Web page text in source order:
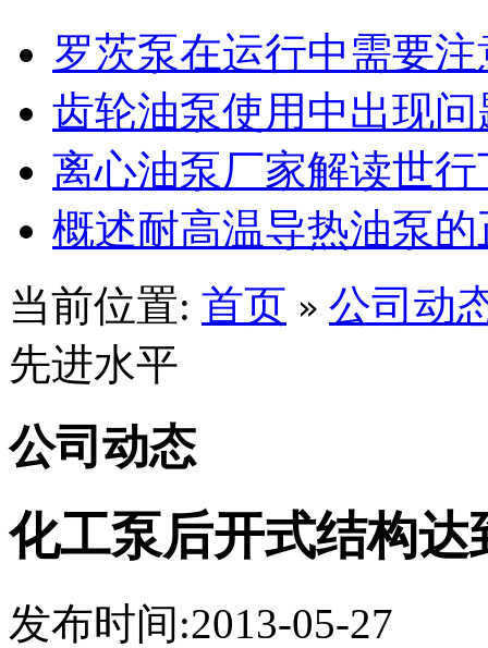
罗茨泵在运行中需要
齿轮油泵使用中出现
离心油泵厂家解读世
概述耐高温导热油泵
当前位置: 首页 » 公司动
先进水平
公司动态
化工泵后开式结构
发布时间:2013-05-27